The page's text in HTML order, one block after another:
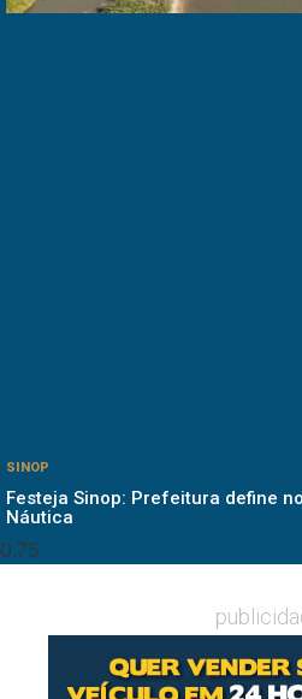
SINOP
Festeja Sinop: Prefeitura define
Náutica